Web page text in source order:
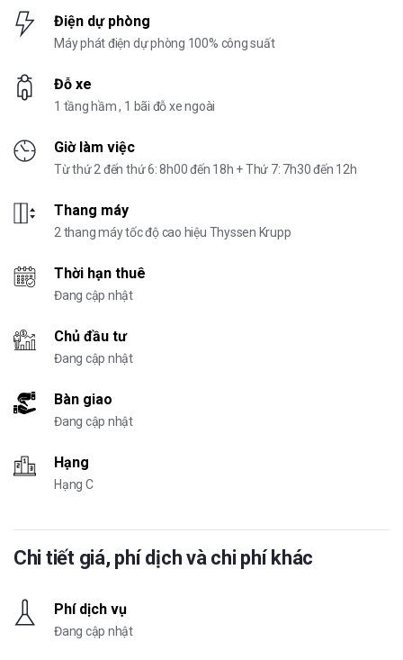
Điện dự phòng
Máy phát điện dự phòng 100% công suất
Đỗ xe
1 tầng hầm , 1 bãi đỗ xe ngoài
Giờ làm việc
Từ thứ 2 đến thứ 6: 8h00 đến 18h + Thứ 7: 7h30 đến 12h
Thang máy
2 thang máy tốc độ cao hiệu Thyssen Krupp
Thời hạn thuê
Đang cập nhật
Chủ đầu tư
Đang cập nhật
Bàn giao
Đang cập nhật
Hạng
Hạng C
Chi tiết giá, phí dịch và chi phí khác
Phí dịch vụ
Đang cập nhật